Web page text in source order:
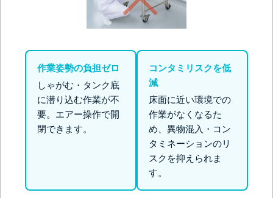
作業姿勢の負担ゼロ
しゃがむ・タンク底
に潜り込む作業が不
要。エアー操作で開
閉できます。
コンタミリスクを低
減
床面に近い環境での
作業がなくなるた
め、異物混入・コン
タミネーションのリ
スクを抑えられま
す。